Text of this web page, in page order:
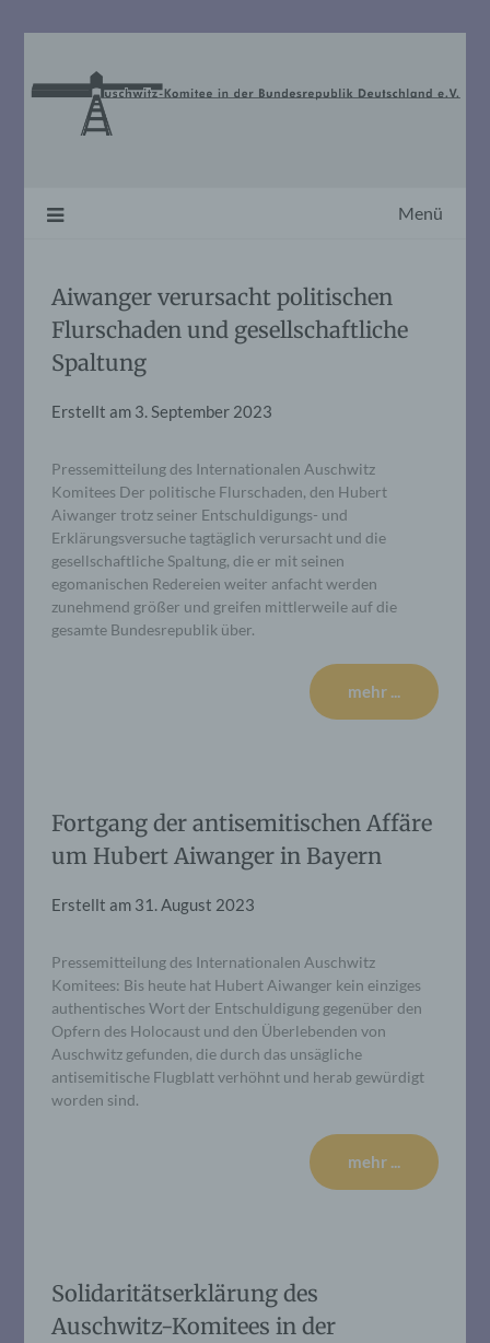
Menü
Aiwanger verursacht politischen
Flurschaden und gesellschaftliche
Spaltung
Erstellt am 3. September 2023
Pressemitteilung des Internationalen Auschwitz
Komitees Der politische Flurschaden, den Hubert
Aiwanger trotz seiner Entschuldigungs- und
Erklärungsversuche tagtäglich verursacht und die
gesellschaftliche Spaltung, die er mit seinen
egomanischen Redereien weiter anfacht werden
zunehmend größer und greifen mittlerweile auf die
gesamte Bundesrepublik über.
mehr ...
Fortgang der antisemitischen Affäre
um Hubert Aiwanger in Bayern
Erstellt am 31. August 2023
Pressemitteilung des Internationalen Auschwitz
Komitees: Bis heute hat Hubert Aiwanger kein einziges
authentisches Wort der Entschuldigung gegenüber den
Opfern des Holocaust und den Überlebenden von
Auschwitz gefunden, die durch das unsägliche
antisemitische Flugblatt verhöhnt und herab gewürdigt
worden sind.
mehr ...
Solidaritätserklärung des
Auschwitz-Komitees in der